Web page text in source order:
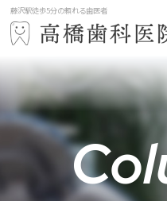
藤沢駅徒歩5分の頼れる歯医者